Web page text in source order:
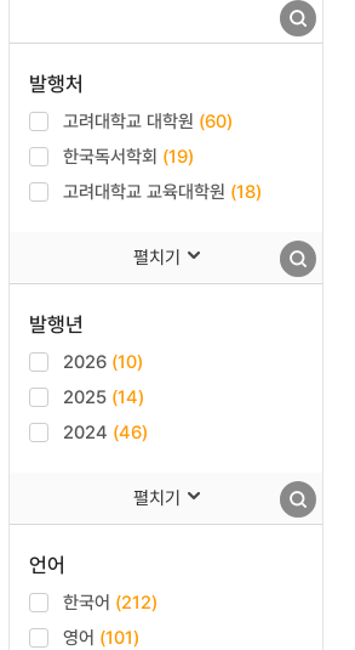
발행처
고려대학교 대학원 (60)
한국독서학회 (19)
고려대학교 교육대학원 (18)
펼치기
발행년
2026 (10)
2025 (14)
2024 (46)
펼치기
언어
한국어 (212)
영어 (101)